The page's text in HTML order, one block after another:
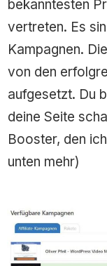
bekanntesten
vertreten. Es
Kampagnen.
von den
aufgesetzt. Du
deine Seite
Booster, den
unten mehr)